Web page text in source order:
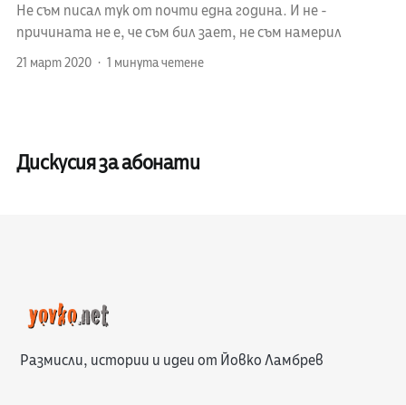
Не съм писал тук от почти една година. И не -
причината не е, че съм бил зает, не съм намерил
21 март 2020 1 минута четене
Дискусия за абонати
Размисли, истории и идеи от Йовко Ламбрев